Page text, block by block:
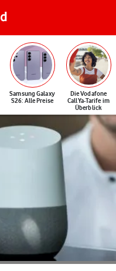
Samsung Galaxy
S26: Alle Preise
Die Vodafone
CallYa-Tarife im
Überblick